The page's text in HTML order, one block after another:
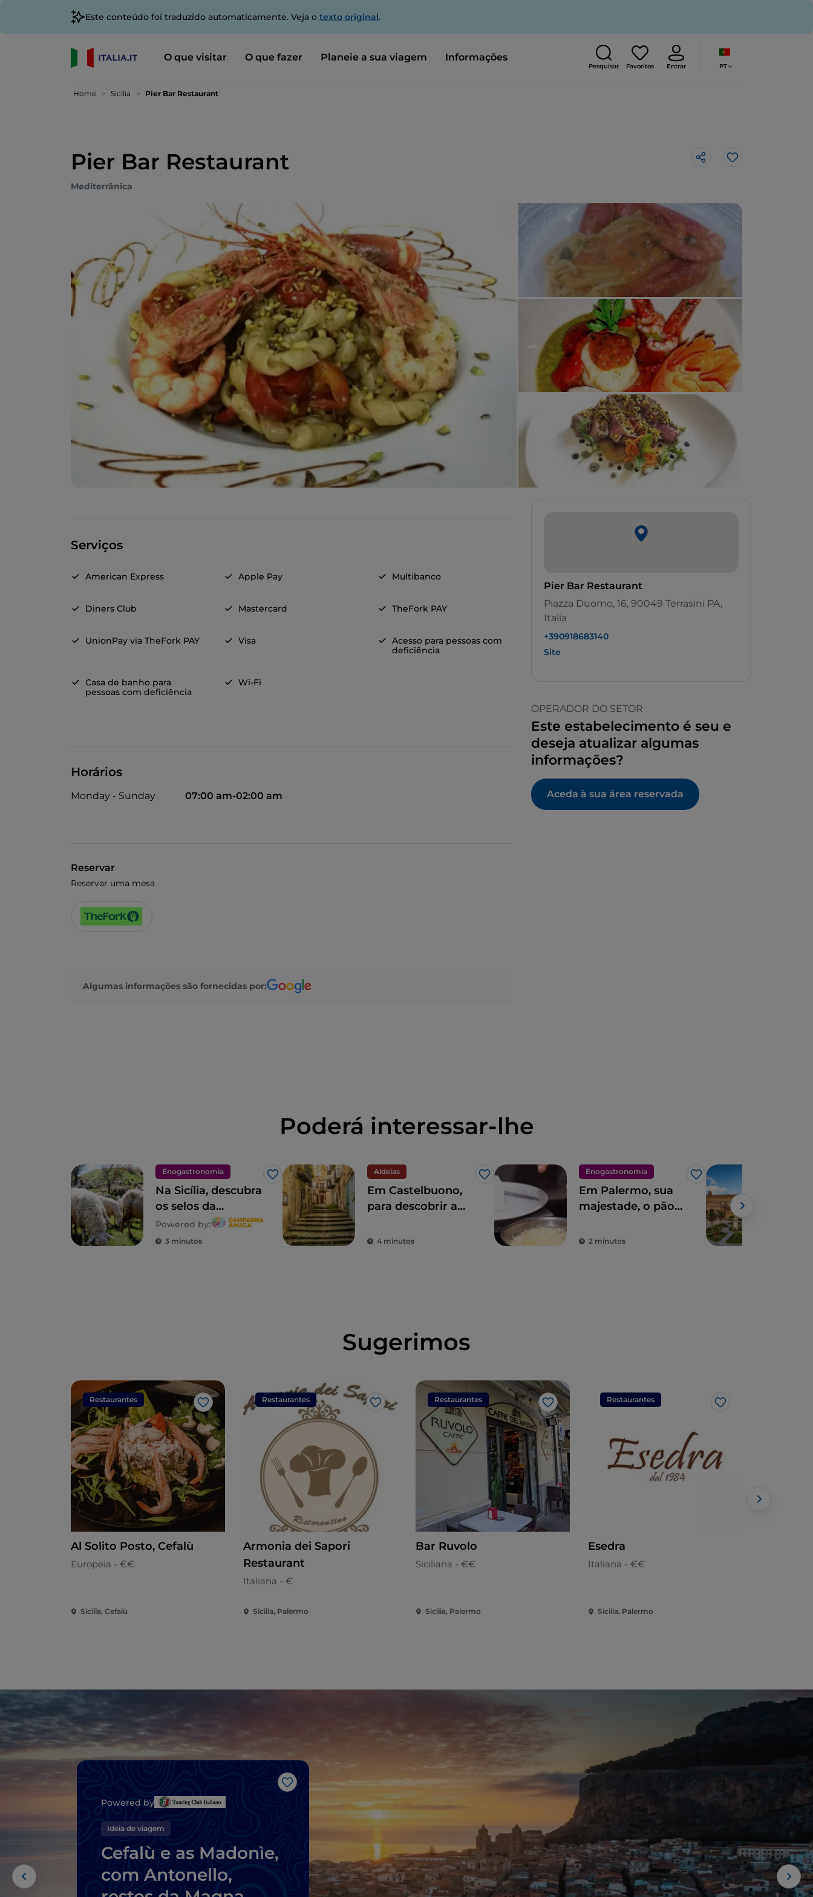
Este conteúdo foi traduzido automaticamente. Veja o texto original.
O que visitar O que fazer Planeie a sua viagem Informações
Pesquisar Favoritos Entrar PT
Home Sicília Pier Bar Restaurant
Pier Bar Restaurant Gosto
Mediterrânica
Serviços
American Express Apple Pay Multibanco
Diners Club Mastercard TheFork PAY
UnionPay via TheFork PAY Visa
Acesso para pessoas com
deficiência
Casa de banho para
pessoas com deficiência
Wi-Fi
Horários
Monday - Sunday 07:00 am-02:00 am
Reservar
Reservar uma mesa
Algumas informações são fornecidas por:
Pier Bar Restaurant
Piazza Duomo, 16, 90049 Terrasini PA,
Italia
+390918683140
Site
OPERADOR DO SETOR
Este estabelecimento é seu e
deseja atualizar algumas
informações?
Aceda à sua área reservada
Poderá interessar-lhe
Enogastronomia
Gosto
Na Sicília, descubra
os selos da
biodiversidade
rural
Powered by:
3 minutos
Aldeias
Gosto
Em Castelbuono,
para descobrir a
trabalho no sul
4 minutos
Enogastronomia
Gosto
Em Palermo, sua
majestade, o pão
2 minutos
Sugerimos
Restaurantes
Gosto
Al Solito Posto, Cefalù
Europeia - €€
Sicilia, Cefalù
Restaurantes
Gosto
Armonia dei Sapori
Restaurant
Italiana - €
Sicilia, Palermo
Restaurantes
Gosto
Bar Ruvolo
Siciliana - €€
Sicilia, Palermo
Restaurantes
Gosto
Esedra
Italiana - €€
Sicilia, Palermo
Gosto
Powered by
Ideia de viagem
Cefalù e as Madonìe,
com Antonello,